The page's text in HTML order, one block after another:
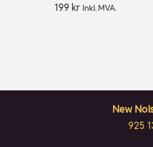
199kr Inkl. MVA.
New
925